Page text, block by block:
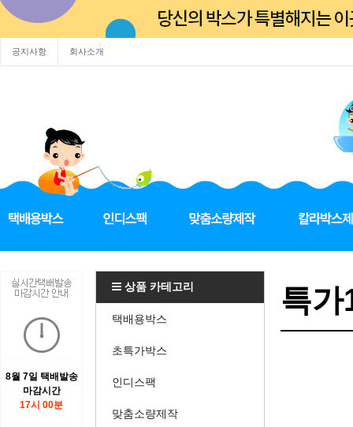
공지사항 회사소개
8월 7일 택배발송
마감시간
17시 00분
상품 카테고리
택배용박스
초특가박스
인디스팩
맞춤소량제작
특